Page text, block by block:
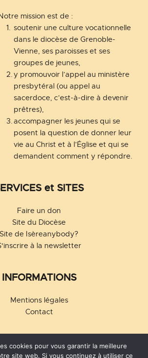
mission est de :
soutenir une culture vocationnelle
dans le diocèse de Grenoble-
Vienne, ses paroisses et ses
groupes de jeunes,
y promouvoir l’appel au ministère
presbytéral (ou appel au
sacerdoce, c’est-à-dire à devenir
prêtres),
accompagner les jeunes qui se
posent la question de donner leur
vie au Christ et à l’Église et qui se
demandent comment y répondre.
et SITES
Faire un don
Site du Diocèse
Site de Isèreanybody?
à la newsletter
INFORMATIONS
Mentions légales
Contact
cookies pour vous garantir la meilleure
site web. Si vous continuez à utiliser ce